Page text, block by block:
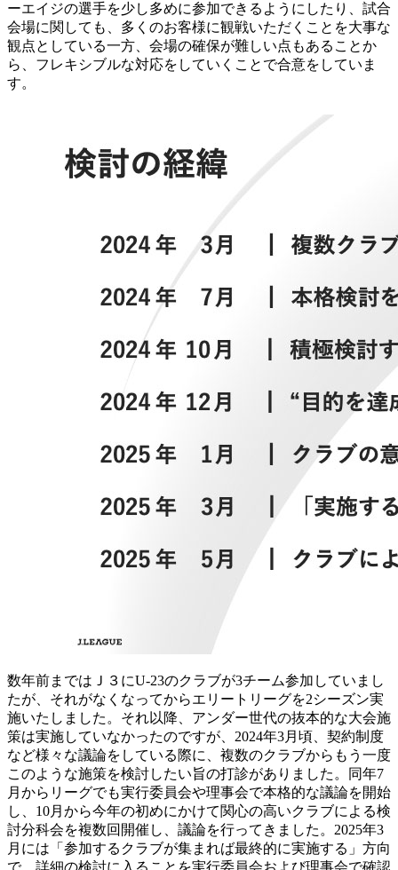
ーエイジの選手を少し多めに参加できるようにしたり、試合
会場に関しても、多くのお客様に観戦いただくことを大事な
観点としている一方、会場の確保が難しい点もあることか
ら、フレキシブルな対応をしていくことで合意をしていま
す。
数年前まではＪ３にU-23のクラブが3チーム参加していまし
たが、それがなくなってからエリートリーグを2シーズン実
施いたしました。それ以降、アンダー世代の抜本的な大会施
策は実施していなかったのですが、2024年3月頃、契約制度
など様々な議論をしている際に、複数のクラブからもう一度
このような施策を検討したい旨の打診がありました。同年7
月からリーグでも実行委員会や理事会で本格的な議論を開始
し、10月から今年の初めにかけて関心の高いクラブによる検
討分科会を複数回開催し、議論を行ってきました。2025年3
月には「参加するクラブが集まれば最終的に実施する」方向